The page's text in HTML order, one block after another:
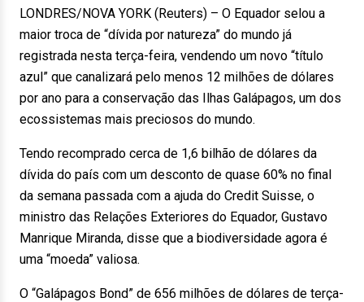
LONDRES/NOVA YORK (Reuters) – O Equador selou a
maior troca de “dívida por natureza” do mundo já
registrada nesta terça-feira, vendendo um novo “título
azul” que canalizará pelo menos 12 milhões de dólares
por ano para a conservação das Ilhas Galápagos, um dos
ecossistemas mais preciosos do mundo.
Tendo recomprado cerca de 1,6 bilhão de dólares da
dívida do país com um desconto de quase 60% no final
da semana passada com a ajuda do Credit Suisse, o
ministro das Relações Exteriores do Equador, Gustavo
Manrique Miranda, disse que a biodiversidade agora é
uma “moeda” valiosa.
O “Galápagos Bond” de 656 milhões de dólares de terça-